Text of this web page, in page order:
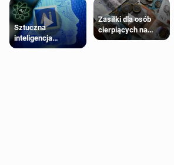
Sztuczna
inteligencja
próbowała oszukać
Zasiłki dla osób
cierpiących na
schorzenia